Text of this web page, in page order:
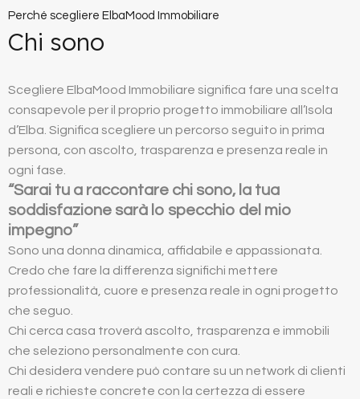
Perché scegliere ElbaMood Immobiliare
Chi sono
Scegliere ElbaMood Immobiliare significa fare una scelta
consapevole per il proprio progetto immobiliare all’Isola
d’Elba. Significa scegliere un percorso seguito in prima
persona, con ascolto, trasparenza e presenza reale in
ogni fase.
“Sarai tu a raccontare chi sono, la tua
soddisfazione sarà lo specchio del mio
impegno”
Sono una donna dinamica, affidabile e appassionata.
Credo che fare la differenza significhi mettere
professionalità, cuore e presenza reale in ogni progetto
che seguo.
Chi cerca casa troverà ascolto, trasparenza e immobili
che seleziono personalmente con cura.
Chi desidera vendere può contare su un network di clienti
reali e richieste concrete con la certezza di essere